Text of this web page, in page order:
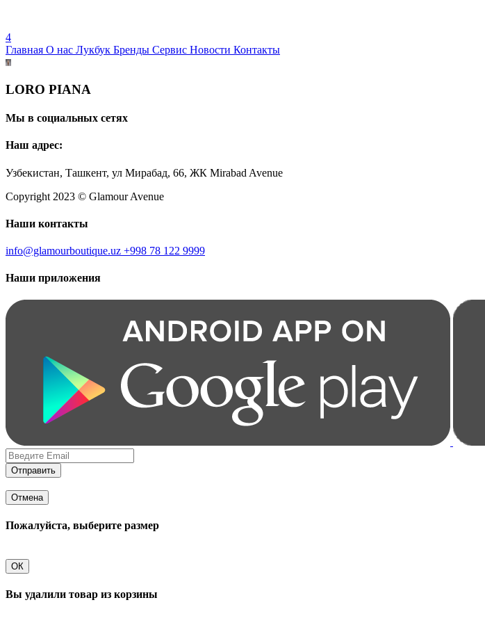
4
Главная О нас Лукбук Бренды Сервис Новости Контакты
LORO PIANA
Мы в социальных сетях
Наш адрес:
Узбекистан, Ташкент, ул Мирабад, 66, ЖК Mirabad Avenue
Copyright 2023 © Glamour Avenue
Наши контакты
info@glamourboutique.uz +998 78 122 9999
Наши приложения
Отправить
Отмена
Пожалуйста, выберите размер
ОК
Вы удалили товар из корзины